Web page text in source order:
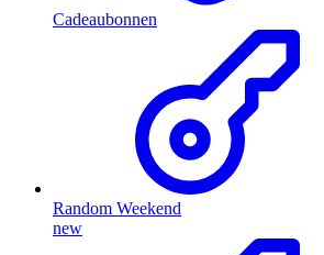
Cadeaubonnen
Random Weekend
new